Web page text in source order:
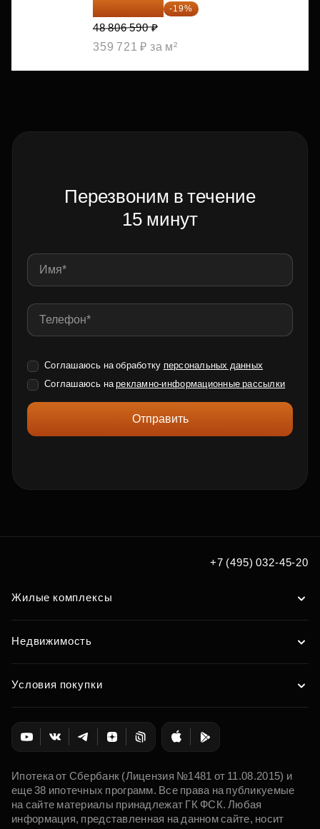
39 533 338 ₽ -19%
48 806 590 ₽
359 721 ₽ за м²
Перезвоним в течение
15 минут
Соглашаюсь на обработку персональных данных
Соглашаюсь нарекламно-информационные рассылки
Отправить
+7 (495) 032-45-20
Жилые комплексы
Недвижимость
Условия покупки
Ипотека от Сбербанк (Лицензия №1481 от 11.08.2015) и
еще 38 ипотечных программ. Все права на публикуемые
на сайте материалы принадлежат ГК ФСК. Любая
информация, представленная на данном сайте, носит